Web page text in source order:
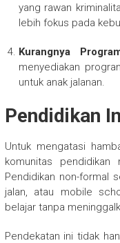
yang rawan
lebih fokus pada
Kurangnya
menyediakan
untuk anak jalanan.
Pendidikan
Untuk mengatasi
komunitas pendidikan
Pendidikan non-formal
jalan, atau mobile
belajar tanpa
Pendekatan ini tidak